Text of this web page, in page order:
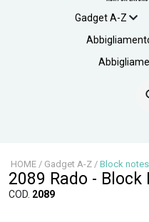
Gadget A-Z
HOME / Gadget A-Z / Block
2089 Rado -
COD. 2089